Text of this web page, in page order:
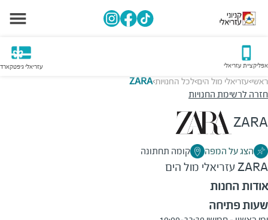
אפליקציית עזריאלי עזריאלי גיפטקארד
ראשי>עזריאלי מול הים>לכל החנויות>
ZARA
חזרה לרשימת החנויות
ZARA
הצג על המפה קומה תחתונה
ZARAעזריאלי מול הים
אודות החנות
שעות פתיחה